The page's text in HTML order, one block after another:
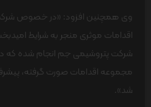
وی همچنین افزود: «در خصوص
اقدامات موثری منجر به شرایط
شرکت پتروشیمی جم انجام شده که در
مجموعه اقدامات صورت گرفته،
شد».